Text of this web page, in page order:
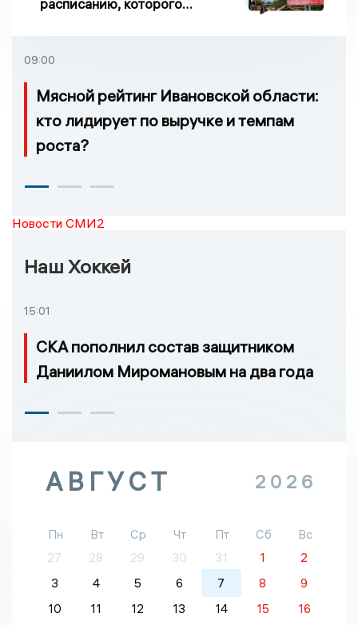
расписанию, которого
09:00
Мясной рейтинг Ивановской области:
кто лидирует по выручке и темпам
роста?
Новости СМИ2
Наш Хоккей
15:01
СКА пополнил состав защитником
Даниилом Миромановым на два года
АВГУСТ 2026
Пн Вт Ср Чт Пт Сб
Вс
27
28 29 30 31 1
2
3
4 5 6 7 8
9
10
11 12 13 14 15
16